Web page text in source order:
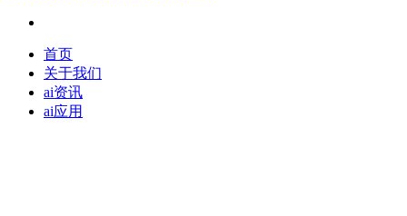
首页
关于我们
ai资讯
ai应用